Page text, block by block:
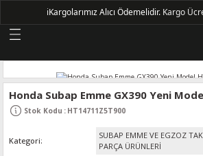
Geri Dön
Honda Subap Emme GX390 Yeni
Stok Kodu : HT14711Z5T900
Kategori
SUBAP EMME VE EGZOZ
PARÇA ÜRÜNLERİ
ℹ️Kargolarımız Alıcı Ödemelidir. Kargo